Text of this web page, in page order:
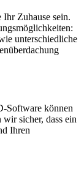
Zuhause sein.
unterschiedliche
Software können
sicher, dass ein
Ihren